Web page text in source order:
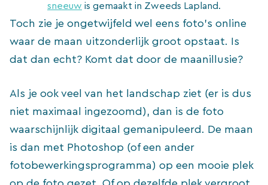
sneeuw is gemaakt in Zweeds Lapland.
Toch zie je ongetwijfeld wel eens foto’s online
waar de maan uitzonderlijk groot opstaat. Is
dat dan echt? Komt dat door de maanillusie?
Als je ook veel van het landschap ziet (er is dus
niet maximaal ingezoomd), dan is de foto
waarschijnlijk digitaal gemanipuleerd. De maan
is dan met Photoshop (of een ander
fotobewerkingsprogramma) op een mooie plek